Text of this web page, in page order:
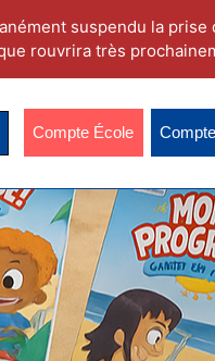
suspendu la prise
rouvrira très
Compte École